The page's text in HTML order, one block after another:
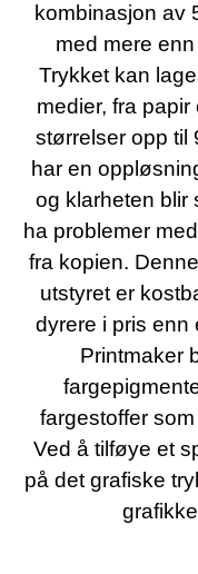
kombinasjon av
med mere
Trykket kan
medier, fra
størrelser opp til
har en
og klarheten blir
ha problemer
fra kopien.
utstyret er
dyrere i pris enn
Printmaker
fargestoffer
Ved å tilføye et
på det grafiske